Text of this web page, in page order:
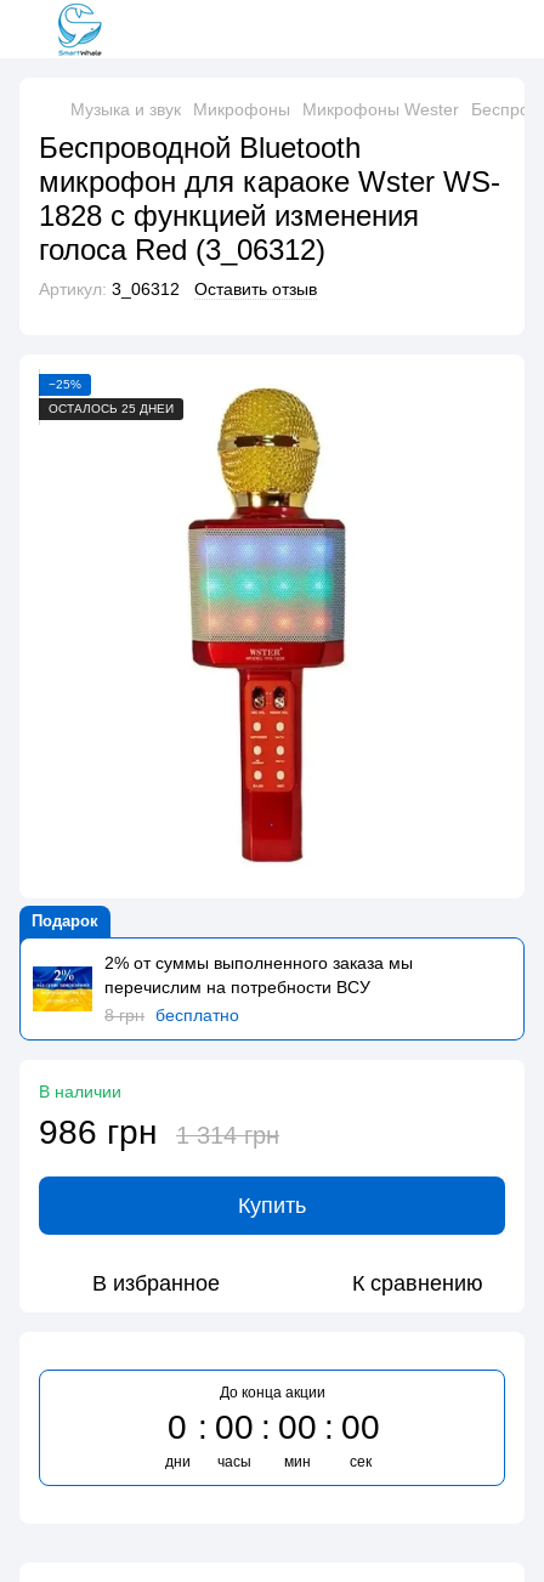
Музыка и звук Микрофоны Микрофоны Wester
Беспроводной Bluetooth
микрофон для караоке Wster WS-
1828 с функцией изменения
голоса Red (3_06312)
Артикул: 3_06312 Оставить отзыв
−25%
ОСТАЛОСЬ 25 ДНЕЙ
Подарок
2% от суммы выполненного заказа мы
перечислим на потребности BCУ
8 грн бесплатно
В наличии
986 грн 1 314 грн
Купить
В избранное К сравнению
До конца акции
0
дни
00
часы
00
мин
00
сек